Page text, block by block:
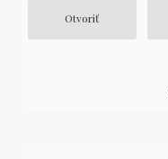
Otvoriť